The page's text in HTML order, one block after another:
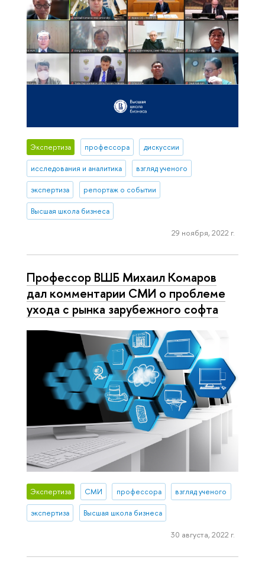
Экспертиза профессора дискуссии
исследования и аналитика взгляд ученого
экспертиза репортаж о событии
Высшая школа бизнеса
29 ноября, 2022 г.
Профессор ВШБ Михаил Комаров
дал комментарии СМИ о проблеме
ухода с рынка зарубежного софта
Экспертиза СМИ профессора взгляд ученого
экспертиза Высшая школа бизнеса
30 августа, 2022 г.